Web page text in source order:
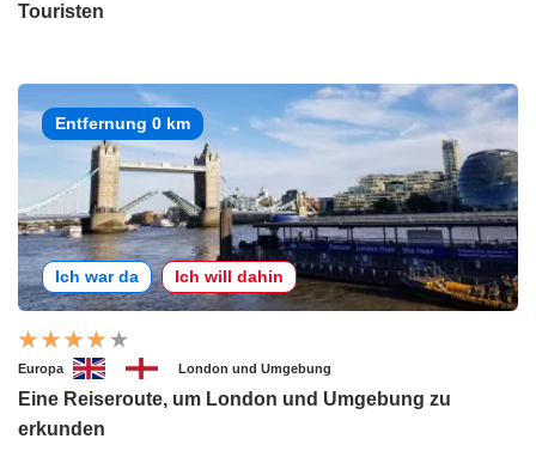
Touristen
Entfernung 0 km
Ich war da Ich will dahin
Europa London und Umgebung
Eine Reiseroute, um London und Umgebung zu
erkunden